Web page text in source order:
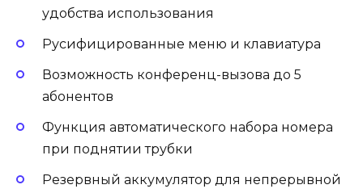
удобства использования
Русифицированные меню и клавиатура
Возможность конференц-вызова до 5
абонентов
Функция автоматического набора номера
при поднятии трубки
Резервный аккумулятор для непрерывной